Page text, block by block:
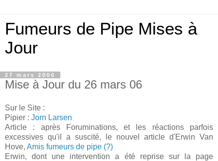
Fumeurs de Pipe Mises à
Jour
27 mars 2006
Mise à Jour du 26 mars 06
Sur le Site :
Pipier : Jorn Larsen
Article : après Foruminations, et les réactions parfois
excessives qu'il a suscité, le nouvel article d'Erwin Van
Hove, Amis fumeurs de pipe (?)
Erwin, dont une intervention a été reprise sur la page